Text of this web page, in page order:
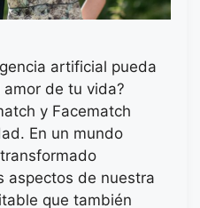
artificial pueda
de tu vida?
y Facematch
En un mundo
aspectos de nuestra
que también